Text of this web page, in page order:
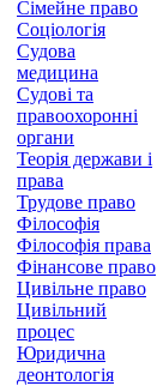
Сімейне право
Соціологія
Судова
медицина
Судові та
правоохоронні
органи
Теорія держави і
права
Трудове право
Філософія
Філософія права
Фінансове право
Цивільне право
Цивільний
процес
Юридична
деонтологія